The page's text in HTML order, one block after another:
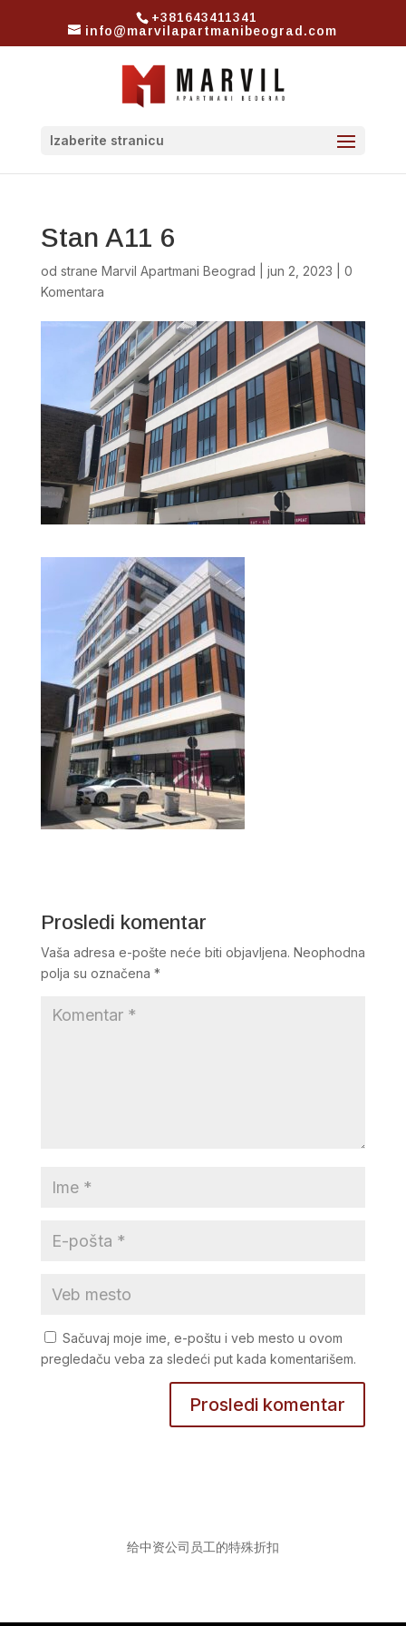
+381643411341
info@marvilapartmanibeograd.com
Izaberite stranicu
Stan A11 6
od strane Marvil Apartmani Beograd jun 2, 2023
0
Komentara
Prosledi komentar
Vaša adresa e-pošte neće biti objavljena. Neophodna
polja su označena *
Sačuvaj moje ime, e-poštu i veb mesto u ovom
pregledaču veba za sledeći put kada komentarišem.
给中资公司员工的特殊折扣